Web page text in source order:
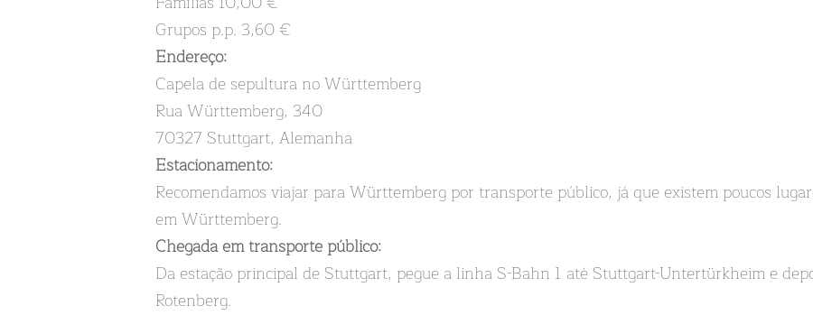
Grupos p.p. 3,60 €
Endereço:
Capela de sepultura no Württemberg
Rua Württemberg, 340
70327 Stuttgart, Alemanha
Estacionamento:
Recomendamos viajar para Württemberg por transporte público, já que existem poucos
em Württemberg.
Chegada em transporte público:
Da estação principal de Stuttgart, pegue a linha S-Bahn 1 até Stuttgart-Untertürkheim e
Rotenberg.